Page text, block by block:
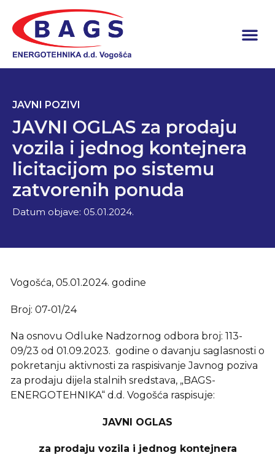
JAVNI POZIVI
JAVNI OGLAS za prodaju
vozila i jednog kontejnera
licitacijom po sistemu
zatvorenih ponuda
Datum objave: 05.01.2024.
Vogošća, 05.01.2024. godine
Broj: 07-01/24
Na osnovu Odluke Nadzornog odbora broj: 113-
09/23 od 01.09.2023. godine o davanju saglasnosti o
pokretanju aktivnosti za raspisivanje Javnog poziva
za prodaju dijela stalnih sredstava, „BAGS-
ENERGOTEHNIKA“ d.d. Vogošća raspisuje:
JAVNI OGLAS
za prodaju vozila i jednog kontejnera